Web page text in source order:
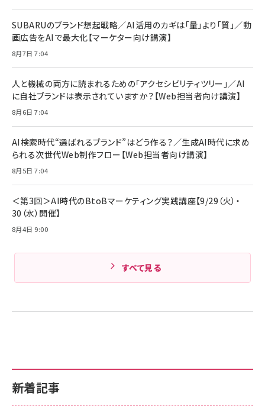
￥880
ママ投資家が育休中に１億貯めた株式投資
組織の成果を最大化する ルールのデザイン
￥1,980
Amazonランキングをもっと見る
￥6,980
全ワイヤレスイヤホン/アクティブノイズキャンセリ
技術基準適合】ブラック
￥5,990
ケーブル Anker絡まないケーブル 240W 結束バン
ド付き USB PD対応 シリコン素材採用 iPhone
17 / 16 / 15 / Galaxy iPad Pro MacBook
Pro/Air 各種対応 (1.8m ミッドナイトブラック)
￥1,890
Pro/Air 各種対応 (1.8m ミッドナイトブラック)
￥1,890
サッポロ 生ビール 黒ラベル 350ml 缶 24本 ビー
ル ケース買い【6/30応募〆切! 黒ラベルビヤセラー
￥4,857
新着記事
SUBARUのブランド想起戦略／AI活用のカギは「量」より「質」／動
画広告をAIで最大化【マーケター向け講演】
8月7日 7:04
人と機械の両方に読まれるための「アクセシビリティツリー」／AI
に自社ブランドは表示されていますか？【Web担当者向け講演】
8月6日 7:04
AI検索時代“選ばれるブランド”はどう作る？／生成AI時代に求め
られる次世代Web制作フロー【Web担当者向け講演】
8月5日 7:04
＜第3回＞AI時代のBtoBマーケティング実践講座【9/29（火）・
30（水）開催】
8月4日 9:00
すべて見る